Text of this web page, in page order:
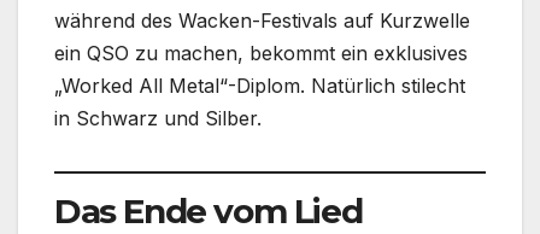
während des Wacken-Festivals auf Kurzwelle
ein QSO zu machen, bekommt ein exklusives
„Worked All Metal“-Diplom. Natürlich stilecht
in Schwarz und Silber.
Das Ende vom Lied